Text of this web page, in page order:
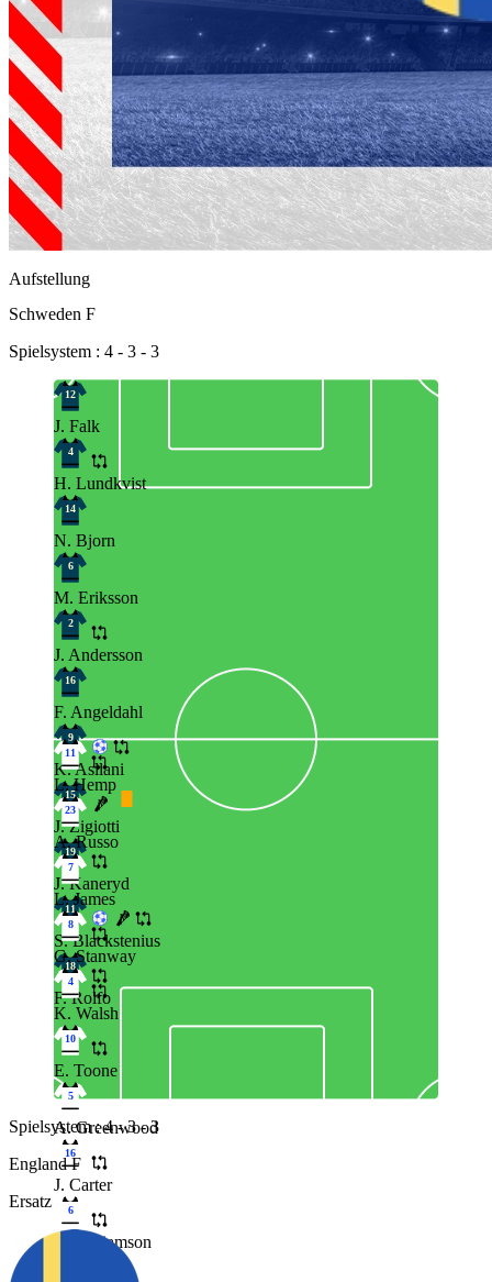
Aufstellung
Schweden F
Spielsystem : 4 - 3 - 3
12
J. Falk
4
H. Lundkvist
14
N. Bjorn
6
M. Eriksson
2
J. Andersson
16
F. Angeldahl
9
K. Asllani
15
J. Zigiotti
19
J. Kaneryd
11
S. Blackstenius
18
F. Rolfo
11
L. Hemp
23
A. Russo
7
L. James
8
G. Stanway
4
K. Walsh
10
E. Toone
5
A. Greenwood
16
J. Carter
6
L. Williamson
Spielsystem : 4 - 3 - 3
England F
Ersatz